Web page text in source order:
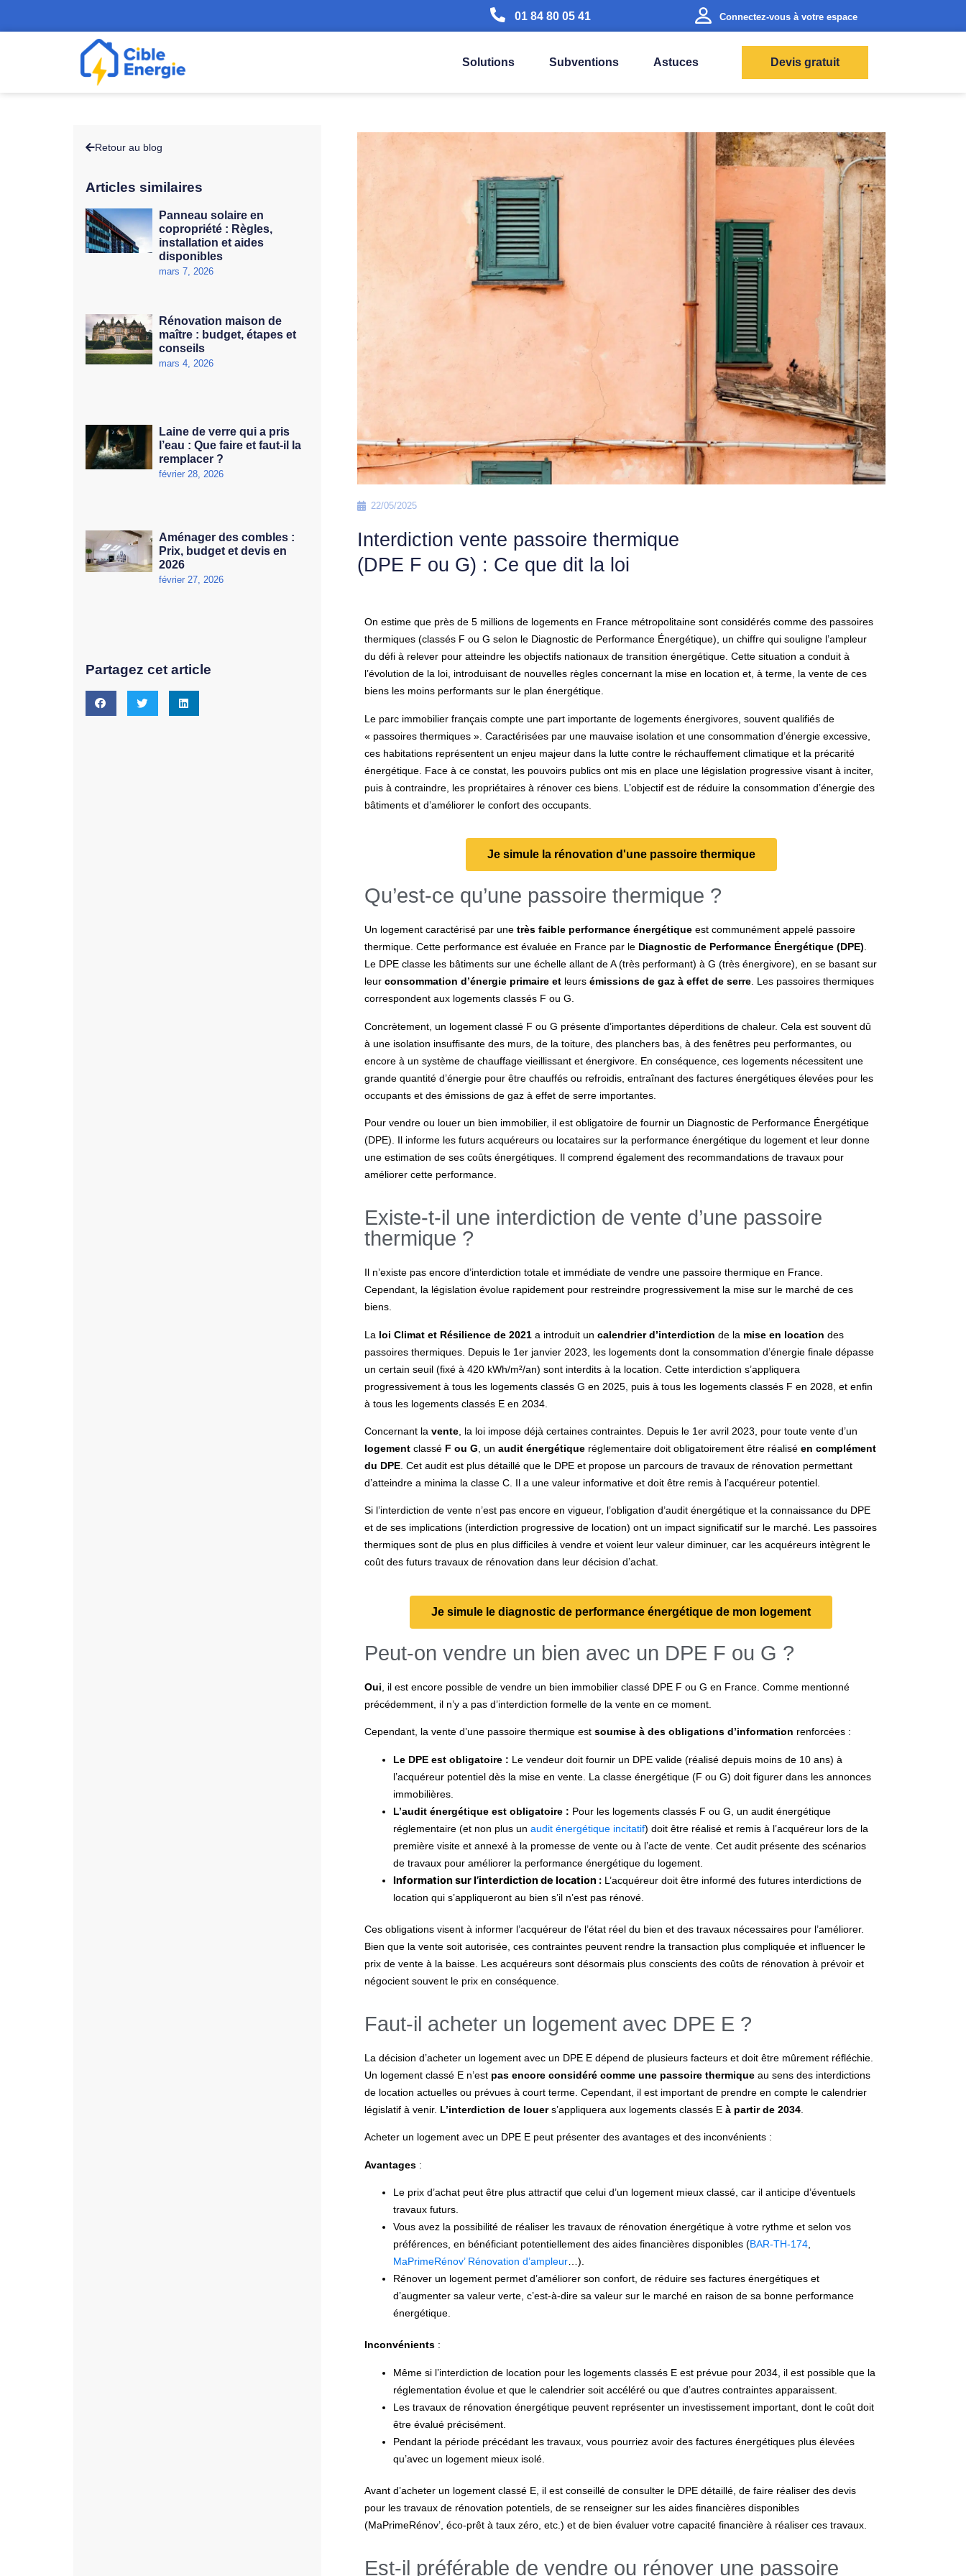
01 84 80 05 41 Connectez-vous à votre espace
Solutions Subventions Astuces Devis gratuit
Retour au blog
Articles similaires
Panneau solaire en
copropriété : Règles,
installation et aides
disponibles
mars 7, 2026
Rénovation maison de
maître : budget, étapes et
conseils
mars 4, 2026
Laine de verre qui a pris
l’eau : Que faire et faut-il la
remplacer ?
février 28, 2026
Aménager des combles :
Prix, budget et devis en
2026
février 27, 2026
Partagez cet article
22/05/2025
Interdiction vente passoire thermique
(DPE F ou G) : Ce que dit la loi
On estime que près de 5 millions de logements en France métropolitaine sont considérés comme des passoires
thermiques (classés F ou G selon le Diagnostic de Performance Énergétique), un chiffre qui souligne l’ampleur
du défi à relever pour atteindre les objectifs nationaux de transition énergétique. Cette situation a conduit à
l’évolution de la loi, introduisant de nouvelles règles concernant la mise en location et, à terme, la vente de ces
biens les moins performants sur le plan énergétique.
Le parc immobilier français compte une part importante de logements énergivores, souvent qualifiés de
« passoires thermiques ». Caractérisées par une mauvaise isolation et une consommation d’énergie excessive,
ces habitations représentent un enjeu majeur dans la lutte contre le réchauffement climatique et la précarité
énergétique. Face à ce constat, les pouvoirs publics ont mis en place une législation progressive visant à inciter,
puis à contraindre, les propriétaires à rénover ces biens. L’objectif est de réduire la consommation d’énergie des
bâtiments et d’améliorer le confort des occupants.
Je simule la rénovation d'une passoire thermique
Qu’est-ce qu’une passoire thermique ?
Un logement caractérisé par une très faible performance énergétiqueest communément appelé passoire
thermique. Cette performance est évaluée en France par leDiagnostic de Performance Énergétique (DPE)
Le DPE classe les bâtiments sur une échelle allant de A (très performant) à G (très énergivore), en se basant sur
leur consommation d’énergie primaire etleurs émissions de gaz à effet de serre. Les passoires thermiques
correspondent aux logements classés F ou G.
Concrètement, un logement classé F ou G présente d’importantes déperditions de chaleur. Cela est souvent dû
à une isolation insuffisante des murs, de la toiture, des planchers bas, à des fenêtres peu performantes, ou
encore à un système de chauffage vieillissant et énergivore. En conséquence, ces logements nécessitent une
grande quantité d’énergie pour être chauffés ou refroidis, entraînant des factures énergétiques élevées pour les
occupants et des émissions de gaz à effet de serre importantes.
Pour vendre ou louer un bien immobilier, il est obligatoire de fournir un Diagnostic de Performance Énergétique
(DPE). Il informe les futurs acquéreurs ou locataires sur la performance énergétique du logement et leur donne
une estimation de ses coûts énergétiques. Il comprend également des recommandations de travaux pour
améliorer cette performance.
Existe-t-il une interdiction de vente d’une passoire
thermique ?
Il n’existe pas encore d’interdiction totale et immédiate de vendre une passoire thermique en France.
Cependant, la législation évolue rapidement pour restreindre progressivement la mise sur le marché de ces
biens.
La loi Climat et Résilience de 2021a introduit un calendrier d’interdiction de la mise en location des
passoires thermiques. Depuis le 1er janvier 2023, les logements dont la consommation d’énergie finale dépasse
un certain seuil (fixé à 420 kWh/m²/an) sont interdits à la location. Cette interdiction s’appliquera
progressivement à tous les logements classés G en 2025, puis à tous les logements classés F en 2028, et enfin
à tous les logements classés E en 2034.
Concernant la vente, la loi impose déjà certaines contraintes. Depuis le 1er avril 2023, pour toute vente d’un
logementclassé F ou G , un audit énergétiqueréglementaire doit obligatoirement être réalisé en complément
du DPE. Cet audit est plus détaillé que le DPE et propose un parcours de travaux de rénovation permettant
d’atteindre a minima la classe C. Il a une valeur informative et doit être remis à l’acquéreur potentiel.
Si l’interdiction de vente n’est pas encore en vigueur, l’obligation d’audit énergétique et la connaissance du DPE
et de ses implications (interdiction progressive de location) ont un impact significatif sur le marché. Les passoires
thermiques sont de plus en plus difficiles à vendre et voient leur valeur diminuer, car les acquéreurs intègrent le
coût des futurs travaux de rénovation dans leur décision d’achat.
Je simule le diagnostic de performance énergétique de mon logement
Peut-on vendre un bien avec un DPE F ou G ?
Oui , il est encore possible de vendre un bien immobilier classé DPE F ou G en France. Comme mentionné
précédemment, il n’y a pas d’interdiction formelle de la vente en ce moment.
Cependant, la vente d’une passoire thermique est soumise à des obligations d’information renforcées :
Le DPE est obligatoire : Le vendeur doit fournir un DPE valide (réalisé depuis moins de 10 ans) à
l’acquéreur potentiel dès la mise en vente. La classe énergétique (F ou G) doit figurer dans les annonces
immobilières.
L’audit énergétique est obligatoire : Pour les logements classés F ou G, un audit énergétique
réglementaire (et non plus un audit énergétique incitatif) doit être réalisé et remis à l’acquéreur lors de la
première visite et annexé à la promesse de vente ou à l’acte de vente. Cet audit présente des scénarios
de travaux pour améliorer la performance énergétique du logement.
Information sur l’interdiction de location :L’acquéreur doit être informé des futures interdictions de
location qui s’appliqueront au bien s’il n’est pas rénové.
Ces obligations visent à informer l’acquéreur de l’état réel du bien et des travaux nécessaires pour l’améliorer.
Bien que la vente soit autorisée, ces contraintes peuvent rendre la transaction plus compliquée et influencer le
prix de vente à la baisse. Les acquéreurs sont désormais plus conscients des coûts de rénovation à prévoir et
négocient souvent le prix en conséquence.
Faut-il acheter un logement avec DPE E ?
La décision d’acheter un logement avec un DPE E dépend de plusieurs facteurs et doit être mûrement réfléchie.
Un logement classé E n’est pas encore considéré comme une passoire thermiqueau sens des interdictions
de location actuelles ou prévues à court terme. Cependant, il est important de prendre en compte le calendrier
législatif à venir. L’interdiction de louers’appliquera aux logements classés E à partir de 2034.
Acheter un logement avec un DPE E peut présenter des avantages et des inconvénients :
Avantages:
Le prix d’achat peut être plus attractif que celui d’un logement mieux classé, car il anticipe d’éventuels
travaux futurs.
Vous avez la possibilité de réaliser les travaux de rénovation énergétique à votre rythme et selon vos
préférences, en bénéficiant potentiellement des aides financières disponibles (BAR-TH-174,
MaPrimeRénov’ Rénovation d’ampleur…).
Rénover un logement permet d’améliorer son confort, de réduire ses factures énergétiques et
d’augmenter sa valeur verte, c’est-à-dire sa valeur sur le marché en raison de sa bonne performance
énergétique.
Inconvénients:
Même si l’interdiction de location pour les logements classés E est prévue pour 2034, il est possible que la
réglementation évolue et que le calendrier soit accéléré ou que d’autres contraintes apparaissent.
Les travaux de rénovation énergétique peuvent représenter un investissement important, dont le coût doit
être évalué précisément.
Pendant la période précédant les travaux, vous pourriez avoir des factures énergétiques plus élevées
qu’avec un logement mieux isolé.
Avant d’acheter un logement classé E, il est conseillé de consulter le DPE détaillé, de faire réaliser des devis
pour les travaux de rénovation potentiels, de se renseigner sur les aides financières disponibles
(MaPrimeRénov’, éco-prêt à taux zéro, etc.) et de bien évaluer votre capacité financière à réaliser ces travaux.
Est-il préférable de vendre ou rénover une passoire